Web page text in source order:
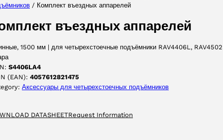
/ Комплект въездных аппарелей
въездных аппарелей
1500 мм | для четырехстоечные подъёмники RAV4406L,
S4406LA4
(EAN): 4057612821475
Аксессуары для четырехстоечных подъёмников
DATASHEETRequest Information
ПРИНЯТЬ